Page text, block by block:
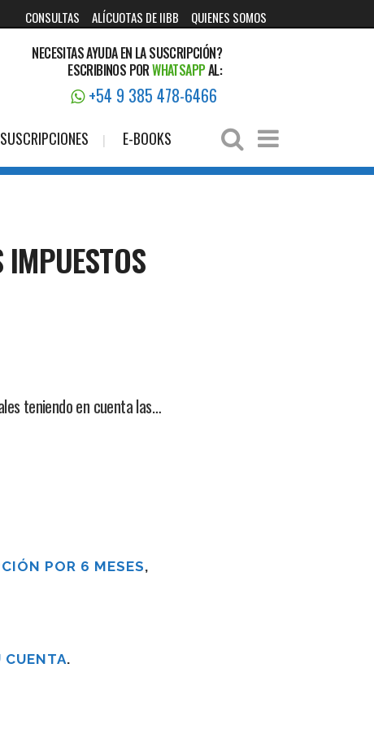
CONSULTAS ALÍCUOTAS DE IIBB QUIENES SOMOS
NECESITAS AYUDA EN LA SUSCRIPCIÓN?
ESCRIBINOS PORWHATSAPPAL:
+54 9 385 478-6466
SUSCRIPCIONES E-BOOKS
IMPUESTOS
teniendo en cuenta las…
POR 6 MESES,
CUENTA.